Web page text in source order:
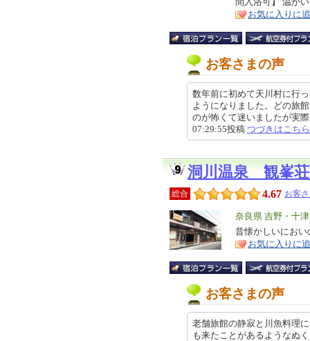
ア
徴
お気に入りに
お客さまの声
数年前に初めて天川村に行
ようになりました。どの旅
のが怖くて迷いましたが実
07:29:55投稿 つづきはこちら
洞川温泉 観峯
総合 4.67 お客
エ
リ
ア
奈良県 吉野・十
特
徴
昔懐かしいにお
お気に入りに
お客さまの声
老舗旅館の静寂と川魚料理
も来たことがあるようなぬ